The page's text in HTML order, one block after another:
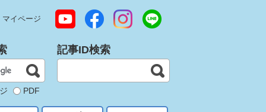
マイページ
PDF
記事ID検索